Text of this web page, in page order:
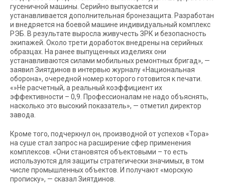
гусеничной машины. Серийно выпускается и
устанавливается дополнительная бронезащита. Разработан
и внедряется на боевой машине индивидуальный комплекс
РЭБ. В результате выросла живучесть ЗРК и безопасность
экипажей. Около трети доработок внедрены на серийных
образцах. На ранее выпущенных изделиях они
устанавливаются силами мобильных ремонтных бригад», —
заявил Зиятдинов в интервью журналу «Национальная
оборона», очередной номер которого готовится к печати.
«»Не расчетный, а реальный коэффициент их
эффективности – 0,9. Профессионалам не надо объяснять,
насколько это высокий показатель», — отметил директор
завода.
Кроме того, подчеркнул он, производной от успехов «Тора»
на суше стал запрос на расширение сфер применения
комплексов. «Они становятся объектовыми – то есть
используются для защиты стратегически значимых, в том
числе промышленных объектов. И получают «морскую
прописку», — сказал Зиятдинов.